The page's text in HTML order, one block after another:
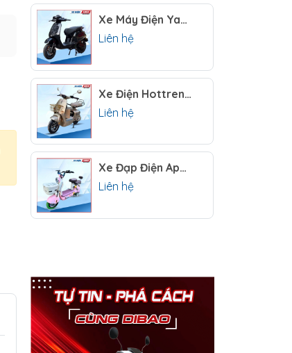
Xe Máy Điện Yaka Lavia SX 2026 (72V -23AH) 6 Bình
Liên hệ
Xe Điện Hottrend Zevo Q1 ( Hottrend Q1 Option 2 )
Liên hệ
Xe Đạp Điện Apple Pro
Liên hệ